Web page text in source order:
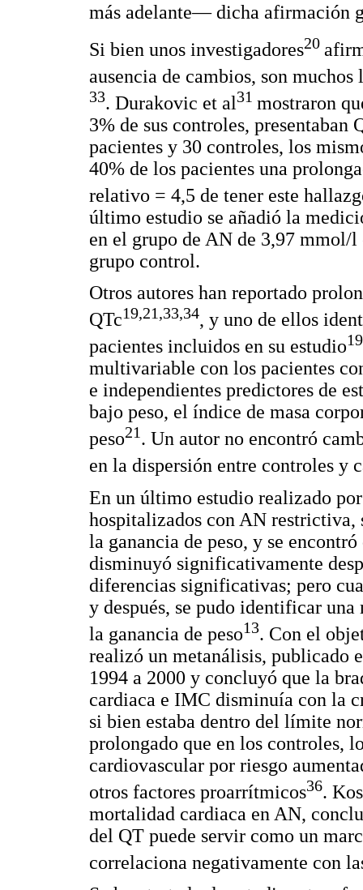
más adelante— dicha afirmación
Si bien unos investigadores20
ausencia de cambios, son
33. Durakovic et al31 mostraron
3% de sus controles, presentaban
pacientes y 30 controles, los
40% de los pacientes una
relativo = 4,5 de tener este
último estudio se añadió la
en el grupo de AN de 3,97
grupo control.
Otros autores han reportado
QTc19,21,33,34, y uno de ellos
pacientes incluidos en su estudio19
multivariable con los pacientes
e independientes predictores de
bajo peso, el índice de masa
peso21. Un autor no encontró
en la dispersión entre controles y
En un último estudio realizado
hospitalizados con AN restrictiva,
la ganancia de peso, y se
disminuyó significativamente
diferencias significativas; pero
y después, se pudo identificar
la ganancia de peso13. Con el
realizó un metanálisis, publicado
1994 a 2000 y concluyó que la
cardiaca e IMC disminuía con la
si bien estaba dentro del límite
prolongado que en los controles,
cardiovascular por riesgo
otros factores proarrítmicos36.
mortalidad cardiaca en AN,
del QT puede servir como un
correlaciona negativamente con